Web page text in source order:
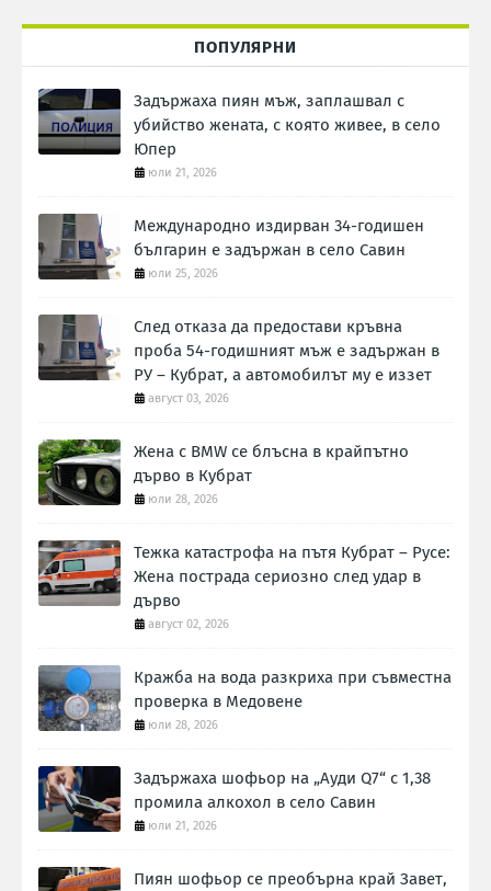
ПОПУЛЯРНИ
Задържаха пиян мъж, заплашвал с
убийство жената, с която живее, в село
Юпер
юли 21, 2026
Международно издирван 34-годишен
българин е задържан в село Савин
юли 25, 2026
След отказа да предостави кръвна
проба 54-годишният мъж е задържан в
РУ – Кубрат, а автомобилът му е иззет
август 03, 2026
Жена с BMW се блъсна в крайпътно
дърво в Кубрат
юли 28, 2026
Тежка катастрофа на пътя Кубрат – Русе:
Жена пострада сериозно след удар в
дърво
август 02, 2026
Кражба на вода разкриха при съвместна
проверка в Медовене
юли 28, 2026
Задържаха шофьор на „Ауди Q7“ с 1,38
промила алкохол в село Савин
юли 21, 2026
Пиян шофьор се преобърна край Завет,